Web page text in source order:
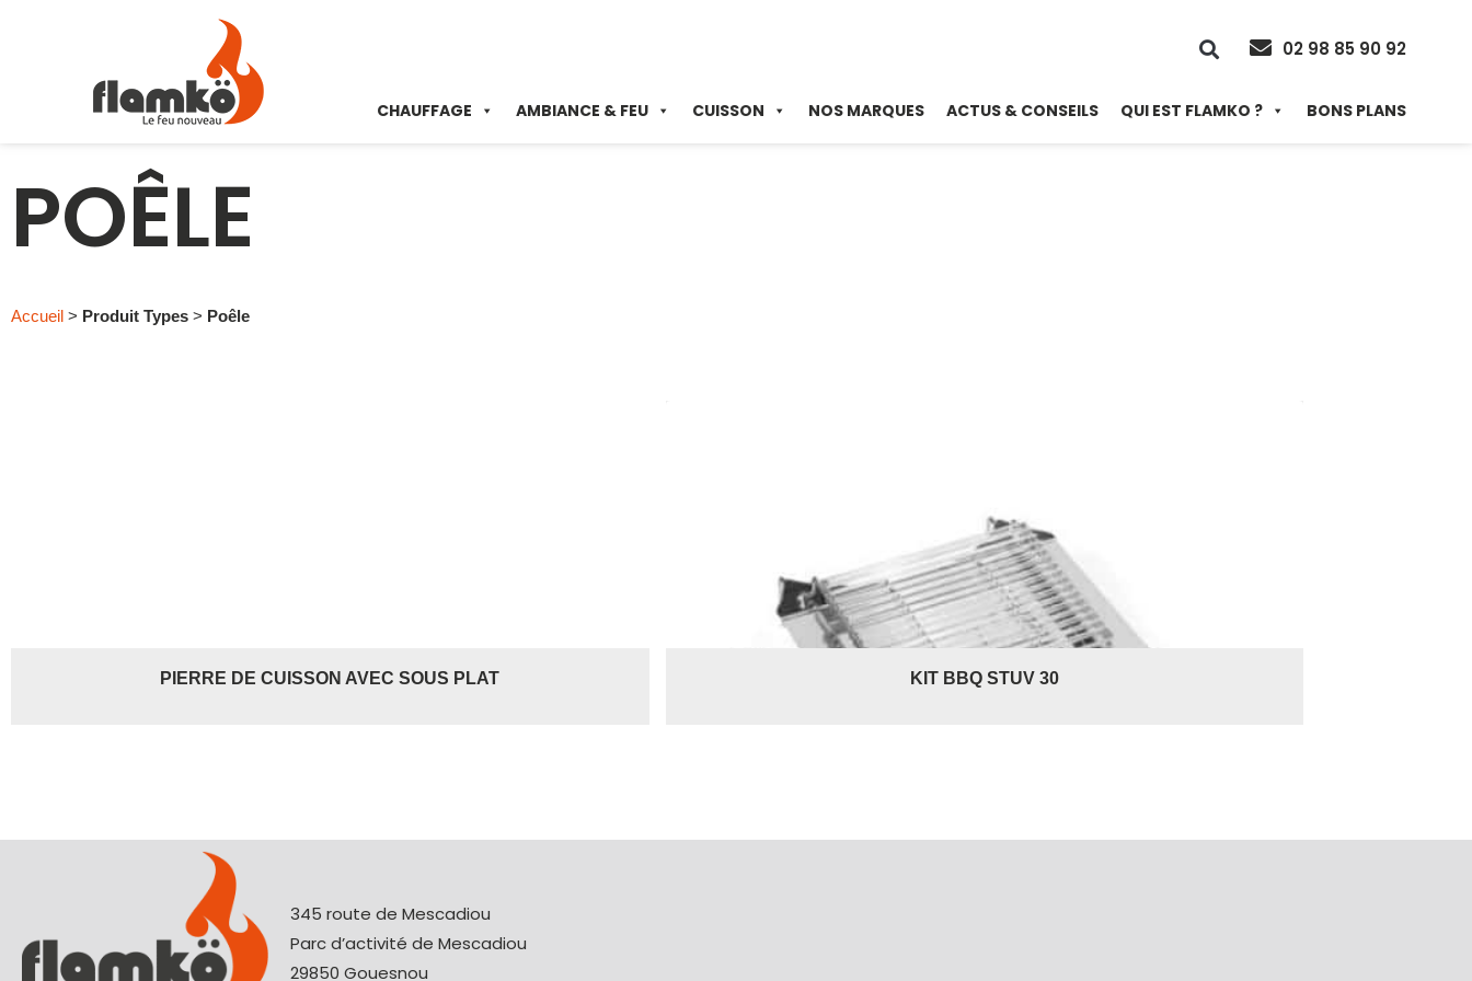
02 98 85 90 92
CHAUFFAGE AMBIANCE & FEU CUISSON NOS MARQUES ACTUS & CONSEILS QUI EST FLAMKO ? BONS PLANS
POÊLE
Accueil > Produit Types > Poêle
PIERRE DE CUISSON AVEC SOUS PLAT KIT BBQ STUV 30
345 route de Mescadiou
Parc d’activité de Mescadiou
29850 Gouesnou